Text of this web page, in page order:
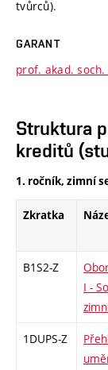
tvůrců).
GARANT
prof. akad.
Struktura
kreditů
1. ročník, zimní
Zkratka
B1S2-Z
I -
1DUPS-Z